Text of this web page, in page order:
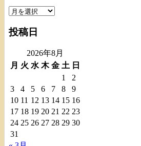
ア
カ
投稿日
2026年8月
月 火 水 木 金 土 日
1
2
3
4 5 6 7 8
9
10 11 12 13 14 15 16
17 18 19 20 21 22 23
24 25 26 27 28 29 30
31